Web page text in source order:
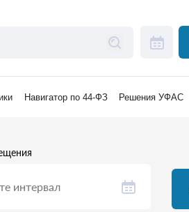
Навигатор по 44-ФЗ Решения УФАС